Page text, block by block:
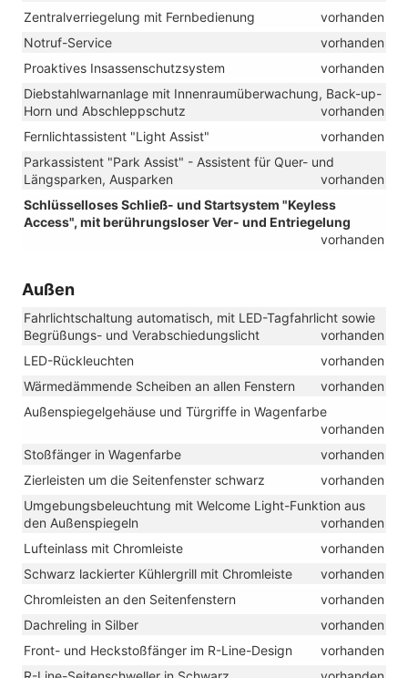
Zentralverriegelung mit Fernbedienung
vorhanden
Notruf-Service
vorhanden
Proaktives Insassenschutzsystem
vorhanden
Diebstahlwarnanlage mit Innenraumüberwachung, Back-up-
Horn und Abschleppschutz
vorhanden
Fernlichtassistent "Light Assist"
vorhanden
Parkassistent "Park Assist" - Assistent für Quer- und
Längsparken, Ausparken
vorhanden
Schlüsselloses Schließ- und Startsystem "Keyless
Access", mit berührungsloser Ver- und Entriegelung
vorhanden
Außen
Fahrlichtschaltung automatisch, mit LED-Tagfahrlicht sowie
Begrüßungs- und Verabschiedungslicht
vorhanden
LED-Rückleuchten
vorhanden
Wärmedämmende Scheiben an allen Fenstern
vorhanden
Außenspiegelgehäuse und Türgriffe in Wagenfarbe
vorhanden
Stoßfänger in Wagenfarbe
vorhanden
Zierleisten um die Seitenfenster schwarz
vorhanden
Umgebungsbeleuchtung mit Welcome Light-Funktion aus
den Außenspiegeln
vorhanden
Lufteinlass mit Chromleiste
vorhanden
Schwarz lackierter Kühlergrill mit Chromleiste
vorhanden
Chromleisten an den Seitenfenstern
vorhanden
Dachreling in Silber
vorhanden
Front- und Heckstoßfänger im R-Line-Design
vorhanden